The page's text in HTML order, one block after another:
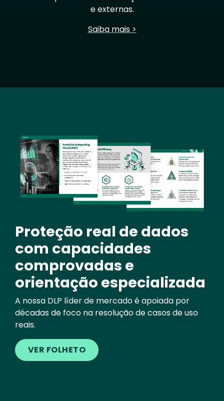
e externas.
Saiba mais >
Image
Proteção real de dados
com capacidades
comprovadas e
orientação especializada
A nossa DLP líder de mercado é apoiada por
décadas de foco na resolução de casos de uso
reais.
VER FOLHETO